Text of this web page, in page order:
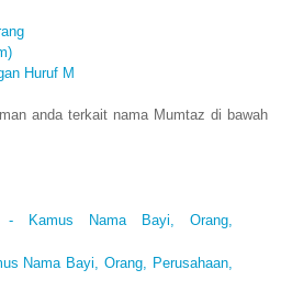
Huruf M
anda terkait nama Mumtaz di bawah
- Kamus Nama Bayi, Orang,
Nama Bayi, Orang, Perusahaan,